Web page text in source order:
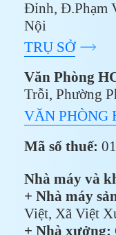
Đỉnh, Đ.Phạm
Nội
TRỤ SỞ
Văn Phòng
Trỗi, Phường
VĂN PHÒNG
Mã số thuế:
Nhà máy và
+ Nhà máy
Việt, Xã Việt
+ Nhà xưởng: